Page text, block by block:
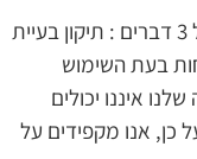
משקפי ראיה גברים צריכות לתת מענה ל 3 דברים : תיקון בעיית
בעת השימוש
איננו יכולים
אנו מקפידים על